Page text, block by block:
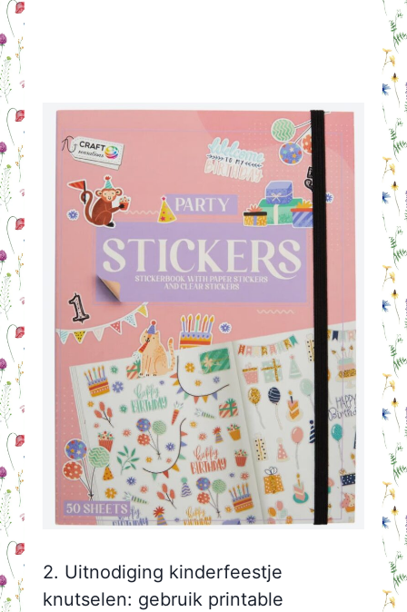
2. Uitnodiging kinderfeestje
knutselen: gebruik printable